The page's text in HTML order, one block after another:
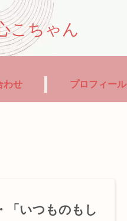
こちゃん
わせ プロフィール
「いつものもし